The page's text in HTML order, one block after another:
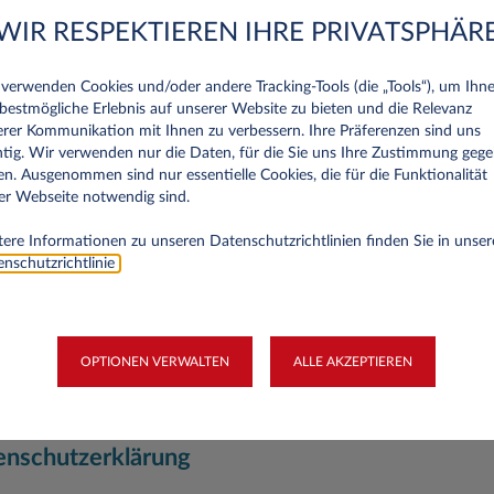
Deshalb respektieren wir den Datenschutz und informieren Sie über
Rechte.
beschreibt, welche personenbezogenen Daten Leasys bei der Nutzung
Personenbezogene Daten sind alle Informationen über persönliche
natürlichen Person.
Datenübertragung im Internet (z.B. bei der Kommunikation per E-
Schutz der Daten vor dem Zugriff durch Dritte ist nicht möglich.
Verantwortlich und an wen kann ich mich wenden?
Erhebung und Verwendung Ihrer personenbezogenen Daten bei der
Funktionalitäten und Services im Sinne der Datenschutzgesetze ist die
RESPEKTIEREN IHRE
Cookies und/oder andere Tracking‑Tools (die „Tools“), um
Erlebnis auf unserer Website zu bieten und die Relevanz
Kommunikation mit Ihnen zu verbessern. Ihre Präferenzen sind uns
Wir verwenden nur die Daten, für die Sie uns Ihre Zustimmung
Ausgenommen sind nur essentielle Cookies, die für die Funktionalität
Webseite notwendig sind.
Informationen zu unseren Datenschutzrichtlinien finden Sie in
OPTIONEN VERWALTEN ALLE AKZEPTIEREN